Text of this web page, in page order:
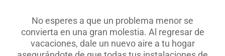
No esperes a que un problema menor se
convierta en una gran molestia. Al regresar de
vacaciones, dale un nuevo aire a tu hogar